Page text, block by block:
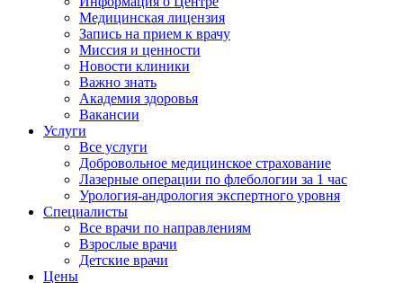
Медицинская лицензия
Запись на прием к врачу
Миссия и ценности
Новости клиники
Важно знать
Академия здоровья
Вакансии
Услуги
Все услуги
Добровольное медицинское страхование
Лазерные операции по флебологии за 1 час
Урология-андрология экспертного уровня
Специалисты
Все врачи по направлениям
Взрослые врачи
Детские врачи
Цены